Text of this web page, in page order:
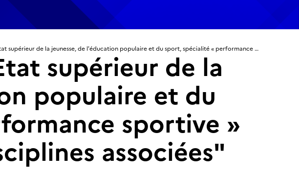
DESJEPS - Diplôme d'Etat supérieur de la jeunesse, de l'éducation populaire et du sport, spécialité « performance sportive » mention "aviron et disciplines associées"
supérieur de la
populaire et du
sportive »
associées"